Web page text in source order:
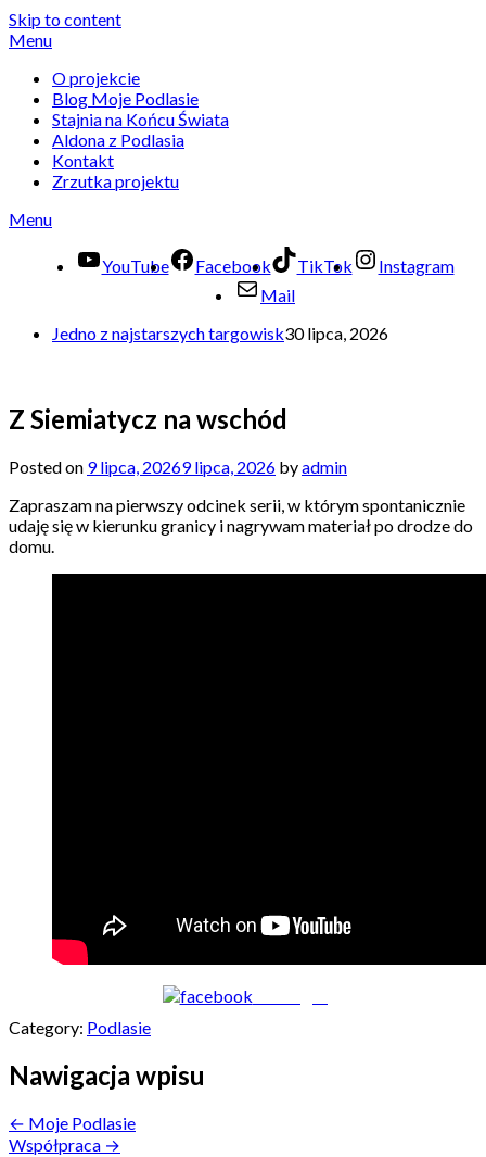
Skip to content
Menu
O projekcie
Blog Moje Podlasie
Stajnia na Końcu Świata
Aldona z Podlasia
Kontakt
Zrzutka projektu
Menu
YouTube Facebook TikTok
Instagram
Mail
Jedno z najstarszych targowisk30 lipca, 2026
Z Siemiatycz na wschód
Posted on 9 lipca, 20269 lipca, 2026 byadmin
Zapraszam na pierwszy odcinek serii, w którym spontanicznie
udaję się w kierunku granicy i nagrywam materiał po drodze do
domu.
Category: Podlasie
Nawigacja wpisu
← Moje Podlasie
Współpraca →